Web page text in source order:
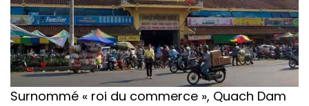
Surnommé « roi du commerce », Quach Dam